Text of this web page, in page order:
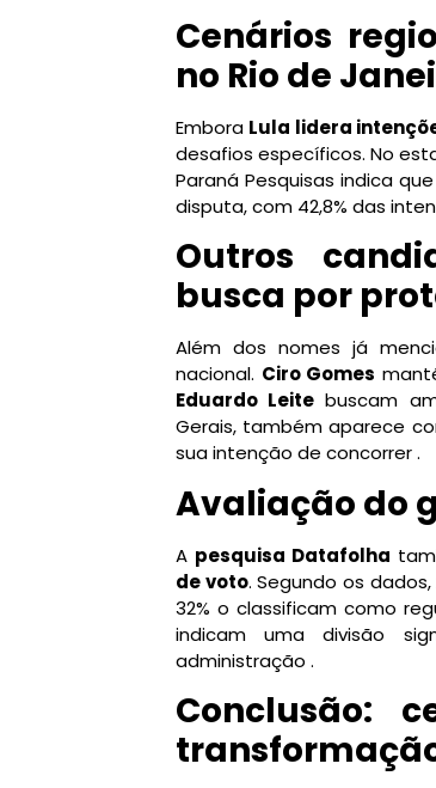
Cenários
no Rio de
Embora Lula lidera
desafios específicos. No
Paraná Pesquisas indica que
disputa, com 42,8% das
Outros
busca por
Além dos nomes já
nacional. Ciro Gomes
Eduardo Leite buscam
Gerais, também aparece
sua intenção de concorrer .
Avaliação do
A pesquisa Datafolha
de voto. Segundo os
32% o classificam como
indicam uma divisão
administração .
Conclusão: